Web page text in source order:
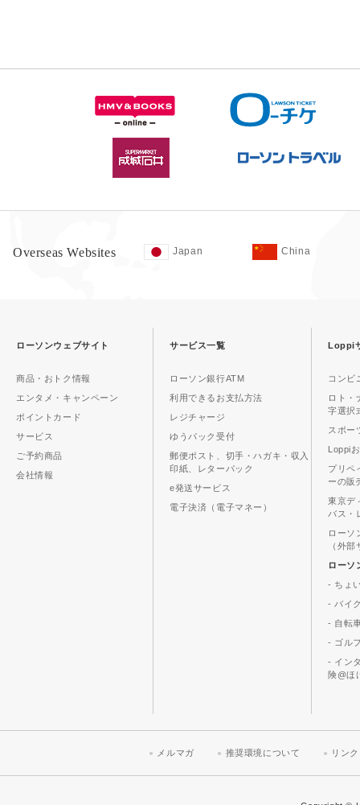
Overseas Websites Japan China
ローソンウェブサイト
商品・おトク情報
エンタメ・キャンペーン
ポイントカード
サービス
ご予約商品
会社情報
サービス一覧
ローソン銀行ATM
利用できるお支払方法
レジチャージ
ゆうパック受付
郵便ポスト、切手・ハガキ・収入
印紙、レターパック
e発送サービス
電子決済（電子マネー）
Loppi
コンビ
ロト・
字選択
スポー
Loppi
プリペ
ーの販
東京デ
バス・
ローソ
（外
ローソ
- ちょ
- バイ
- 自転
- ゴル
- イン
険@ほ
メルマガ 推奨環境について リン